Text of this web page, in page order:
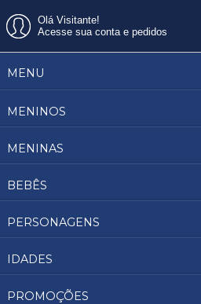
Olá Visitante!
Acesse sua conta e pedidos
MENU
MENINOS
MENINAS
BEBÊS
PERSONAGENS
IDADES
PROMOÇÕES